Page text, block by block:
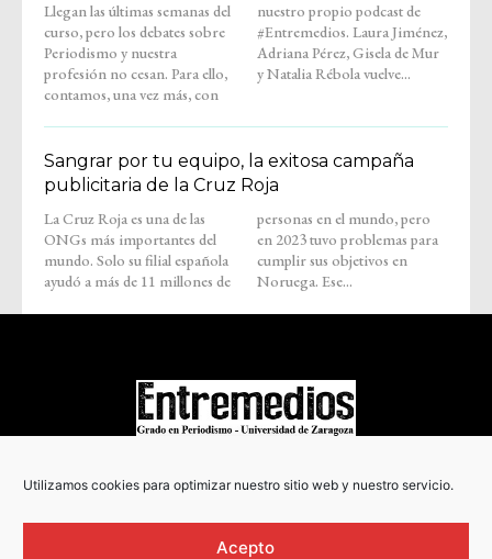
Utilizamos cookies para optimizar nuestro sitio web y nuestro servicio.
Acepto
Llegan las últimas semanas del
curso, pero los debates sobre
Periodismo y nuestra
profesión no cesan. Para ello,
contamos, una vez más, con
nuestro propio podcast de
#Entremedios. Laura Jiménez,
Adriana Pérez, Gisela de Mur
y Natalia Rébola vuelve...
Sangrar por tu equipo, la exitosa campaña
publicitaria de la Cruz Roja
La Cruz Roja es una de las
ONGs más importantes del
mundo. Solo su filial española
ayudó a más de 11 millones de
personas en el mundo, pero
en 2023 tuvo problemas para
cumplir sus objetivos en
Noruega. Ese...